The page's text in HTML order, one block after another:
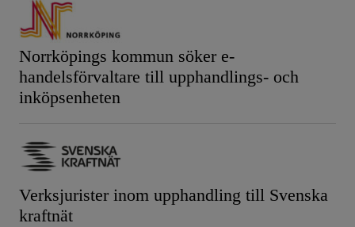
Norrköpings kommun söker e-
handelsförvaltare till upphandlings- och
inköpsenheten
Verksjurister inom upphandling till Svenska
kraftnät